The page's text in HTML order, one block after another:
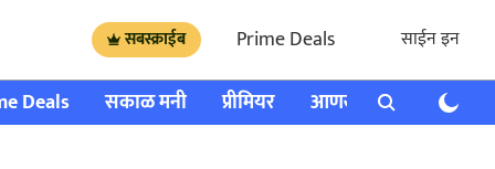
सबस्क्राईब Prime Deals साईन इन
Deals सकाळ मनी प्रीमियर आणखी राशी भविष्य